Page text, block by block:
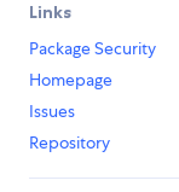
Links
Package Security
Homepage
Issues
Repository